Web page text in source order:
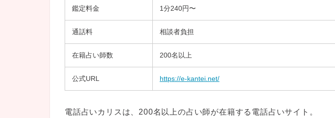
鑑定料金 1分240円〜
通話料 相談者負担
在籍占い師数 200名以上
公式URL https://e-kantei.net/
電話占いカリスは、200名以上の占い師が在籍する電話占いサイト。